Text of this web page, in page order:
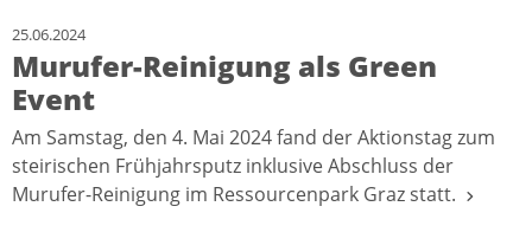
25.06.2024
Murufer-Reinigung als Green
Event
Am Samstag, den 4. Mai 2024 fand der Aktionstag zum
steirischen Frühjahrsputz inklusive Abschluss der
Murufer-Reinigung im Ressourcenpark Graz statt.